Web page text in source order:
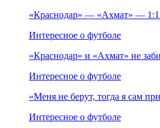
«Краснодар» — «Ахмат» — 1:1.
Интересное о футболе
«Краснодар» и «Ахмат» не
Интересное о футболе
«Меня не берут, тогда я сам
Интересное о футболе